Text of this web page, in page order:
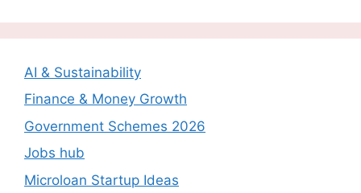
AI & Sustainability
Finance & Money Growth
Government Schemes 2026
Jobs hub
Microloan Startup Ideas